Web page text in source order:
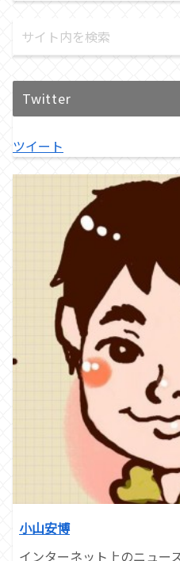
Twitter
ツイート
小山安博
インターネット上のニュー